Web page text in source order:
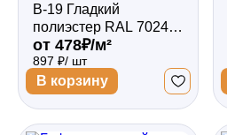
В-19 Гладкий
полиэстер RAL 7024
(Мокрый асфальт)
1500*1103*0,45
односторонний
от 478₽/м²
897 ₽/ шт
В корзину